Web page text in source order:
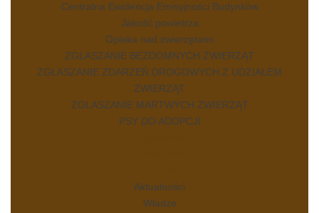
Centralna Ewidencja Emisyjności Budynków
Jakość powietrza
Opieka nad zwierzętami
ZGŁASZANIE BEZDOMNYCH ZWIERZĄT
ZGŁASZANIE ZDARZEŃ DROGOWYCH Z UDZIAŁEM
ZWIERZĄT
ZGŁASZANIE MARTWYCH ZWIERZĄT
PSY DO ADOPCJI
Aktualności
Władze